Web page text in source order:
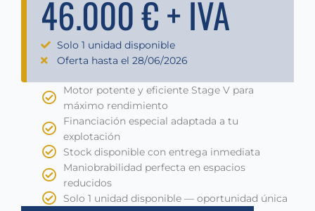
46.000 € + IVA
Solo 1 unidad disponible
Oferta hasta el 28/06/2026
Motor potente y eficiente Stage V para
máximo rendimiento
Financiación especial adaptada a tu
explotación
Stock disponible con entrega inmediata
Maniobrabilidad perfecta en espacios
reducidos
Solo 1 unidad disponible — oportunidad única